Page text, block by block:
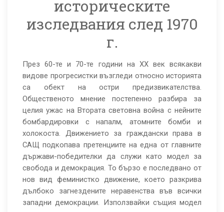
историческите
изследвания след 1970
г.
През 60-те и 70-те години на XX век всякакви
видове прогресистки възгледи относно историята
са обект на остри предизвикателства.
Общественото мнение постепенно разбира за
целия ужас на Втората световна война с нейните
бомбардировки с напалм, атомните бомби и
холокоста. Движението за граждански права в
САЩ подкопава претенциите на една от главните
държави-победителки да служи като модел за
свобода и демокрация. То бързо е последвано от
нов вид феминистко движение, което разкрива
дълбоко загнездените неравенства във всички
западни демокрации. Използвайки същия модел